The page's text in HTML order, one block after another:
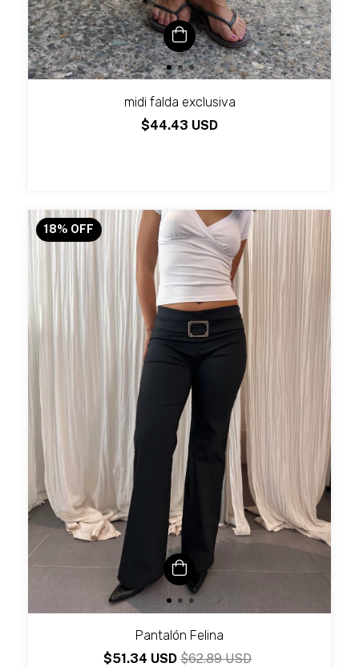
midi falda exclusiva
$44.43 USD
18% OFF
Pantalón Felina
$51.34 USD $62.89 USD